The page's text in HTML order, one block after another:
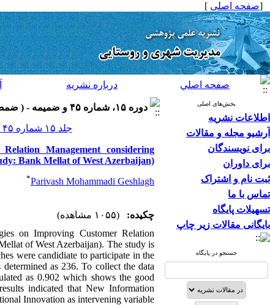
[صفحه اصلی ]
صفحه اصلي درباره نشريه
بخش‌های اصلی
اطلاعات نشریه
آرشیو مجله و مقالات
برای نویسندگان
برای داوران
ثبت نام و اشتراک
تماس با ما
تسهیلات پایگاه
بایگانی مقالات زیر چاپ
جستجو در پایگاه
دوره ۱۵، شماره ۴۵ و ضميمه - ( ضمضمه لاتين ۱۳۹۵ )
جلد ۱۵ شماره ۴۵ و ضميمه صفحات ۳۴۶-۳۳۷
Management considering
Bank Mellat of West Azerbaijan)
Parivash Mohammadi Geshlagh
*
چکیده:
(۱۰۵۵ مشاهده)
on Improving Customer Relation
of West Azerbaijan). The study is
were candidiate to participate in the
as 236. To collect the data
as 0.902 which shows the good
indicated that New Information
Innovation as intervening variable.